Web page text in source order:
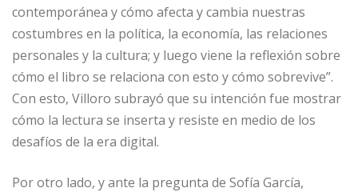
contemporánea y cómo afecta y cambia nuestras
costumbres en la política, la economía, las relaciones
personales y la cultura; y luego viene la reflexión sobre
cómo el libro se relaciona con esto y cómo sobrevive”.
Con esto, Villoro subrayó que su intención fue mostrar
cómo la lectura se inserta y resiste en medio de los
desafíos de la era digital.
Por otro lado, y ante la pregunta de Sofía García,